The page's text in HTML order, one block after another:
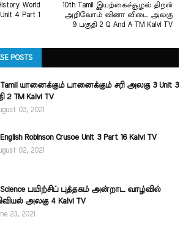
10th Tamil இயற்கைச்சூழல் திறன்
அறிவோம் வினா விடை அலகு
9 பகுதி 2 Q And A TM Kalvi TV
World
4 Part 1
POSTS
யானைக்கும் பானைக்கும் சரி அலகு 3 Unit 3
2 TM Kalvi TV
03, 2021
Robinson Crusoe Unit 3 Part 16 Kalvi TV
02, 2021
பயிற்சிப் புத்தகம் அன்றாட வாழ்வில்
அலகு 4 Kalvi TV
23, 2021